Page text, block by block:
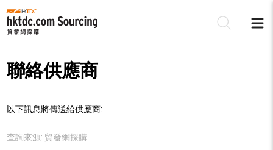
聯絡供應商
以下訊息將傳送給供應商:
查詢來源: 貿發網採購